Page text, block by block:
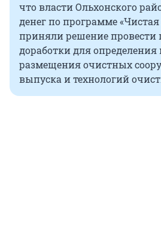
что власти Ольхонского
денег по программе «Чистая
приняли решение провести
доработки для определения
размещения очистных
выпуска и технологий